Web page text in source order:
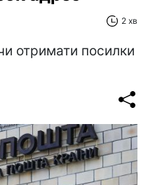
2 хв
отримати посилки